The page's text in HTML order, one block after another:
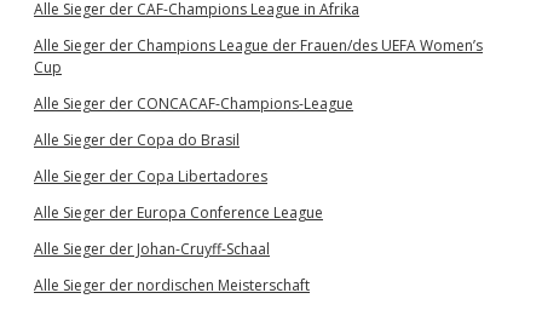
Alle Sieger der CAF-Champions League in Afrika
Alle Sieger der Champions League der Frauen/des UEFA Women’s
Cup
Alle Sieger der CONCACAF-Champions-League
Alle Sieger der Copa do Brasil
Alle Sieger der Copa Libertadores
Alle Sieger der Europa Conference League
Alle Sieger der Johan-Cruyff-Schaal
Alle Sieger der nordischen Meisterschaft